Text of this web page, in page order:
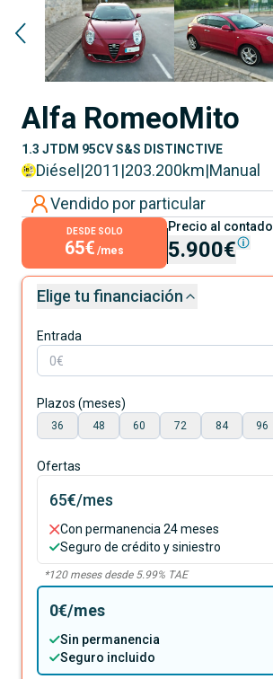
Alfa RomeoMito
1.3 JTDM 95CV S&S DISTINCTIVE
Diésel |2011 |203.200km|Manual
Vendido por particular
DESDE SOLO
65€ /mes
Precio al contado
5.900€
Elige tu financiación
Entrada
Plazos (meses)
36 48 60 72 84 96
Ofertas
65€/mes
Con permanencia 24 meses
Seguro de crédito y siniestro
*120meses desde 5.99% TAE
0€/mes
Sin permanencia
Seguro incluido